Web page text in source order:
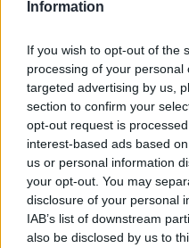
Information
If you wish to opt-out of the
processing of your
targeted advertising by us,
section to confirm your
opt-out request is
interest-based ads based
us or personal information
your opt-out. You may
disclosure of your personal
IAB’s list of downstream
also be disclosed by us to
inizio stagione, anzi.
Nelle prossime ore è
parte della società,
conferma
contro Sassuolo e
di novembre
decisive.
Vieira arriva alla